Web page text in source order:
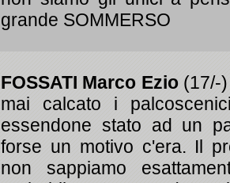
grande SOMMERSO
FOSSATI Marco Ezio (17/-
mai calcato i
essendone stato ad un
forse un motivo c'era. Il
non sappiamo